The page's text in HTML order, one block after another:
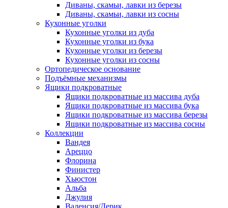
Диваны, скамьи, лавки из березы
Диваны, скамьи, лавки из сосны
Кухонные уголки
Кухонные уголки из дуба
Кухонные уголки из бука
Кухонные уголки из березы
Кухонные уголки из сосны
Ортопедическое основание
Подъёмные механизмы
Ящики подкроватные
Ящики подкроватные из массива дуба
Ящики подкроватные из массива бука
Ящики подкроватные из массива березы
Ящики подкроватные из массива сосны
Коллекции
Вандея
Ареццо
Флорина
Финистер
Хьюстон
Альба
Джулия
Валенсия/Дерик